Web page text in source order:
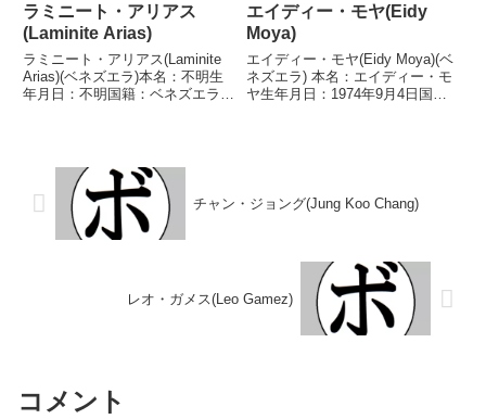
ラミニート・アリアス
(Laminite Arias)
ラミニート・アリアス(Laminite
Arias)(ベネズエラ)本名：不明生
年月日：不明国籍：ベネズエラ戦
フィクション小説「狂気に生き」
の中で、リゴベル...
エイディー・モヤ(Eidy
Moya)
エイディー・モヤ(Eidy Moya)(ベ
ネズエラ) 本名：エイディー・モ
ヤ生年月日：1974年9月4日国
チャン・ジョング(Jung Koo Chang)
レオ・ガメス(Leo Gamez)
コメント